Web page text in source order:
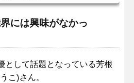
には興味がなかっ
として話題となっている芳根
こ)さん。